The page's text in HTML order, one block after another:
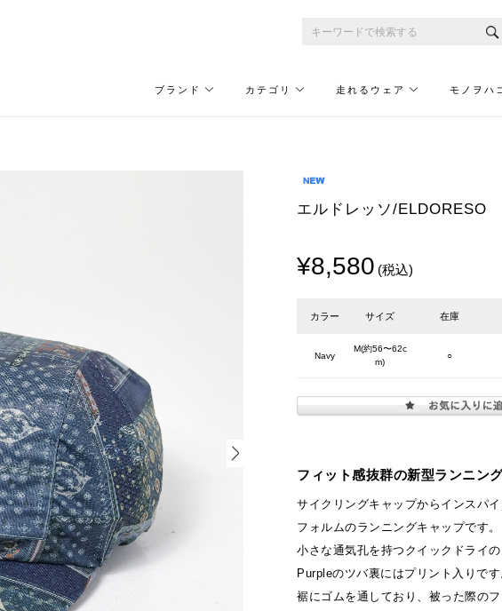
ブランド カテゴリ 走れるウェア モノヲハ
エルドレッソ/
¥8,580 (税込)
カラー サイズ 在庫
Navy
M(約56〜62c
m)
○
フィット感抜群の新型ランニン
サイクリングキャップからインスパ
フォルムのランニングキャップです。
小さな通気孔を持つクイックドライ
Purpleのツバ裏にはプリント入りです
裾にゴムを通しており、被った際の